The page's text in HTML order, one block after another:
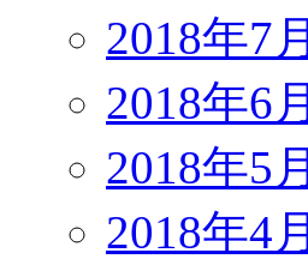
2018年7月
2018年6月
2018年5月
2018年4月